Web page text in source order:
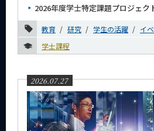
2026年度学士特定課題プロジェク
教育 研究 学生の活躍 イ
学士課程
2026.07.27